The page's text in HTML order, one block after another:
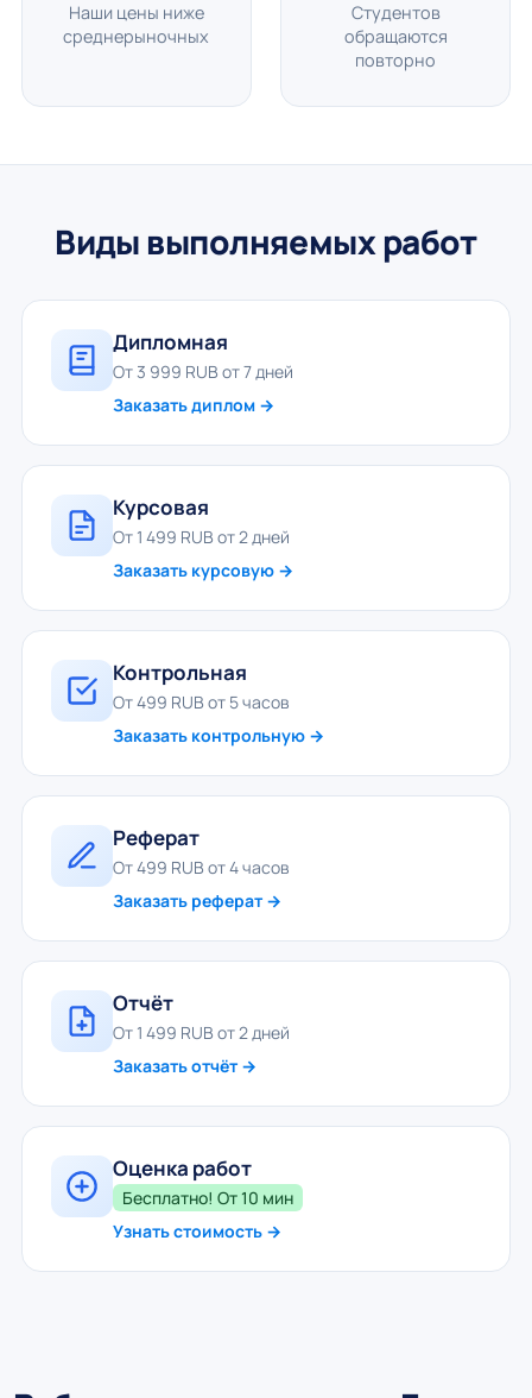
Наши цены ниже
среднерыночных
Студентов
обращаются
повторно
Виды выполняемых работ
Дипломная
От 3 999 RUB от 7 дней
Заказать диплом →
Курсовая
От 1 499 RUB от 2 дней
Заказать курсовую →
Контрольная
От 499 RUB от 5 часов
Заказать контрольную →
Реферат
От 499 RUB от 4 часов
Заказать реферат →
Отчёт
От 1 499 RUB от 2 дней
Заказать отчёт →
Оценка работ
Бесплатно! От 10 мин
Узнать стоимость →